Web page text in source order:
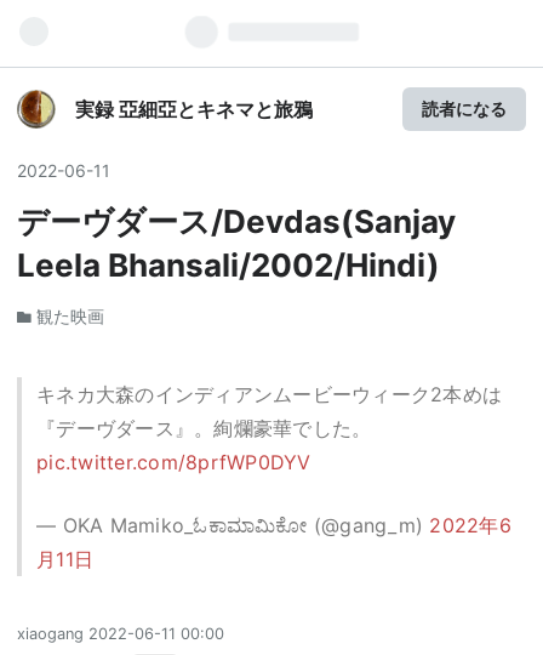
実録 亞細亞とキネマと旅鴉 読者になる
2022-06-11
デーヴダース/Devdas(Sanjay
Leela Bhansali/2002/Hindi)
観た映画
キネカ大森のインディアンムービーウィーク2本めは
『デーヴダース』。絢爛豪華でした。
pic.twitter.com/8prfWP0DYV
— OKA Mamiko_ಓಕಾಮಾಮಿಕೋ (@gang_m) 2022年6
月11日
xiaogang 2022-06-11 00:00